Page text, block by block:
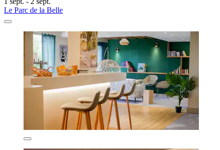
Le Parc de la Belle